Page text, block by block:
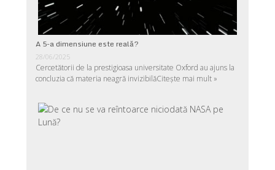
A 5-a dimensiune este reală?
28/06/2025
Cercetătorii de la prestigioasa universitate Oxford au ajuns la
concluzia că materia neagră invizibilăCitește mai mult »